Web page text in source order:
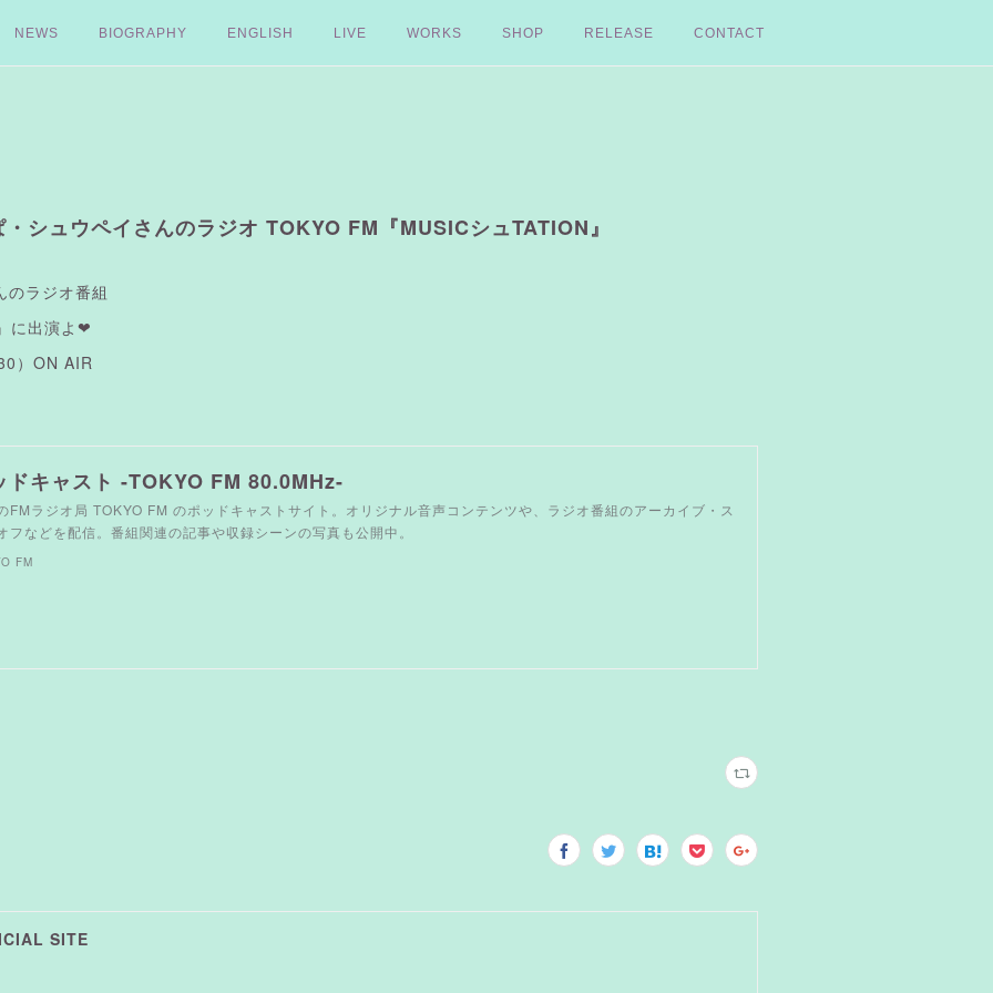
NEWS BIOGRAPHY ENGLISH LIVE WORKS SHOP RELEASE CONTACT
シュウペイさんのラジオ TOKYO FM『MUSICシュTATION』
ラジオ番組
に出演よ❤︎
）ON AIR
ドキャスト -TOKYO FM 80.0MHz-
FMラジオ局 TOKYO FM のポッドキャストサイト。オリジナル音声コンテンツや、ラジオ番組のアーカイブ・ス
フなどを配信。番組関連の記事や収録シーンの写真も公開中。
FM
SITE